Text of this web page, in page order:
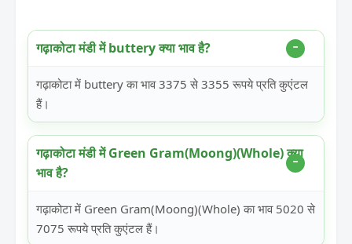
गढ़ाकोटा मंडी में buttery क्या भाव है?
गढ़ाकोटा में buttery का भाव 3375 से 3355 रूपये प्रति कुएंटल
हैं।
गढ़ाकोटा मंडी में Green Gram(Moong)(Whole) क्या
भाव है?
गढ़ाकोटा में Green Gram(Moong)(Whole) का भाव 5020 से
7075 रूपये प्रति कुएंटल हैं।